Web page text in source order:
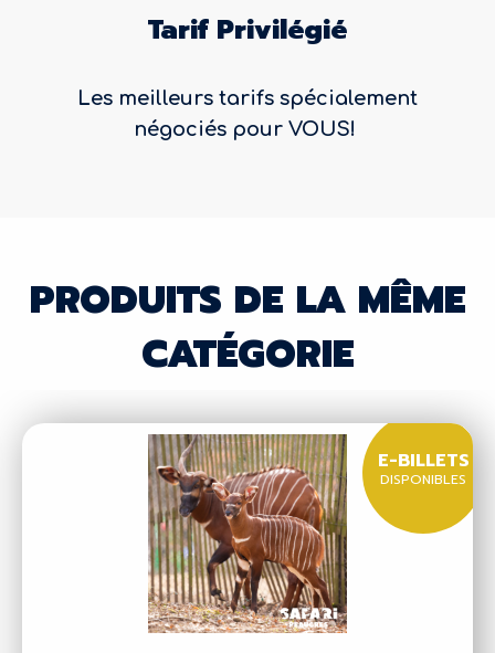
Tarif Privilégié
Les meilleurs tarifs spécialement
négociés pour VOUS!
PRODUITS DE LA MÊME
CATÉGORIE
E-BILLETS
DISPONIBLES